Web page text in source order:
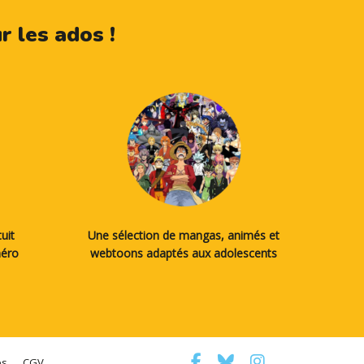
les ados !
Une sélection de mangas, animés et
webtoons adaptés aux adolescents